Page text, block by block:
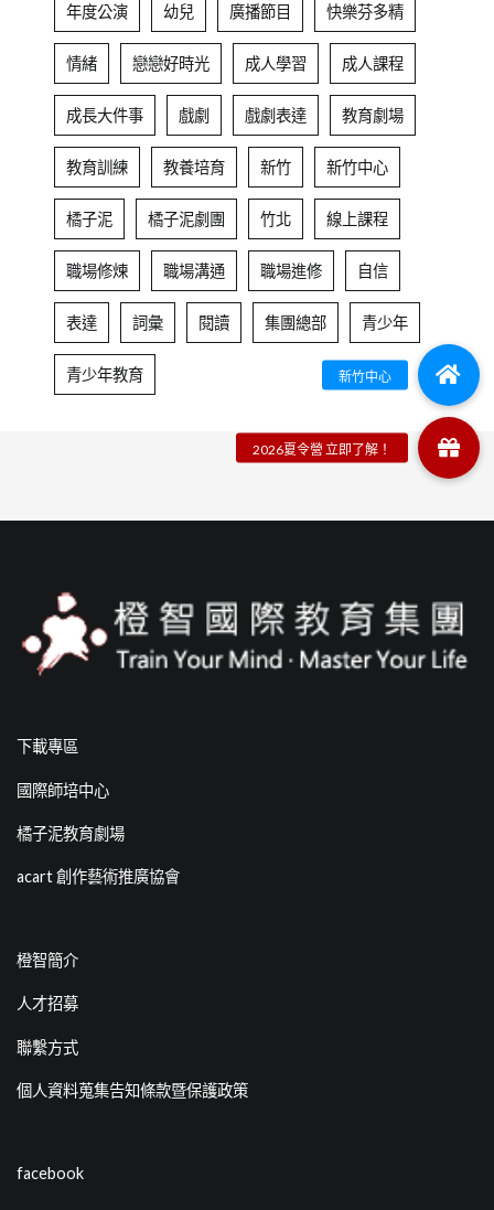
年度公演 幼兒 廣播節目 快樂芬多精
情緒 戀戀好時光 成人學習 成人課程
成長大件事 戲劇 戲劇表達 教育劇場
教育訓練 教養培育 新竹 新竹中心
橘子泥 橘子泥劇團 竹北 線上課程
職場修煉 職場溝通 職場進修 自信
表達 詞彙 閱讀 集團總部 青少年
青少年教育
下載專區
國際師培中心
橘子泥教育劇場
acart 創作藝術推廣協會
橙智簡介
人才招募
聯繫方式
個人資料蒐集告知條款暨保護政策
facebook